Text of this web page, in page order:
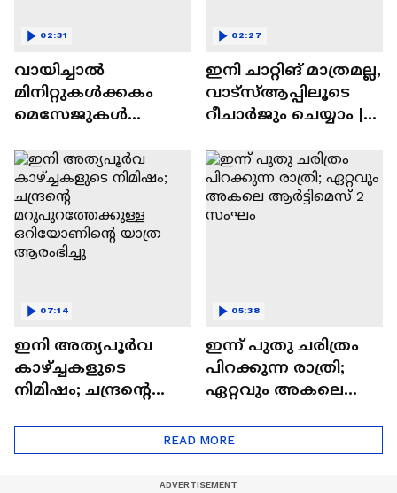
വായിച്ചാൽ
മിനിറ്റുകൾക്കകം
മെസേജുകള്‍
WhatsApp | Tech Talk
02:31
ഇനി ചാറ്റിങ് മാത്രമല്ല,
വാട്‌സ്‌ആപ്പിലൂടെ
റീചാർജും ചെയ്യാം |
Tech Talk
02:27
ഇനി അത്യപൂര്‍വ
കാഴ്ച്ചകളുടെ
നിമിഷം; ചന്ദ്രന്റെ
ഒറിയോണിന്റെ യാത്ര
ആരംഭിച്ചു
07:14
ഇന്ന് പുതു ചരിത്രം
പിറക്കുന്ന രാത്രി;
ഏറ്റവും അകലെ
05:38
READ MORE